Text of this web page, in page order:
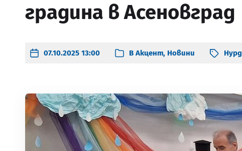
градина в Асеновград
07.10.2025 13:00 В Акцент, Новини